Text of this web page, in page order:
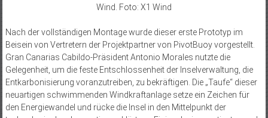
Wind. Foto: X1 Wind
Nach der vollständigen Montage wurde dieser erste Prototyp im
Beisein von Vertretern der Projektpartner von PivotBuoy vorgestellt.
Gran ­Canarias Cabildo-Präsident ­Antonio Morales nutzte die
Gelegenheit, um die feste Entschlossenheit der Inselverwaltung, die
Entkarbonisierung voranzutreiben, zu bekräftigen. Die „Taufe“ dieser
neuartigen schwimmenden Windkraftanlage setze ein Zeichen für
den Energiewandel und rücke die Insel in den Mittelpunkt der